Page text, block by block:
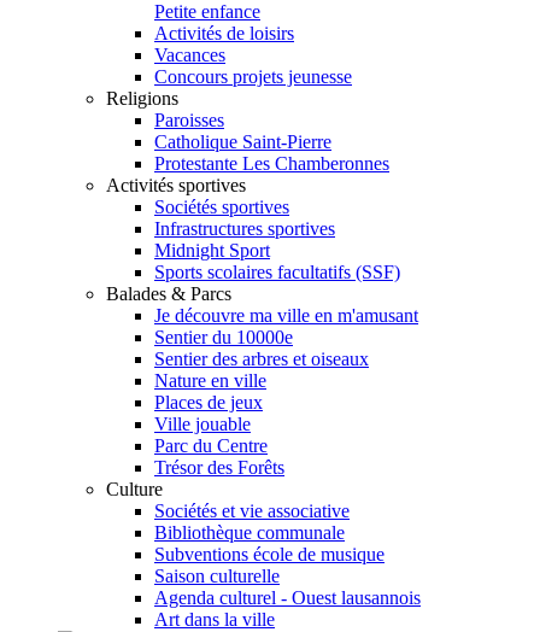
Petite enfance
Activités de loisirs
Vacances
Concours projets jeunesse
Religions
Paroisses
Catholique Saint-Pierre
Protestante Les Chamberonnes
Activités sportives
Sociétés sportives
Infrastructures sportives
Midnight Sport
Sports scolaires facultatifs (SSF)
Balades & Parcs
Je découvre ma ville en m'amusant
Sentier du 10000e
Sentier des arbres et oiseaux
Nature en ville
Places de jeux
Ville jouable
Parc du Centre
Trésor des Forêts
Culture
Sociétés et vie associative
Bibliothèque communale
Subventions école de musique
Saison culturelle
Agenda culturel - Ouest lausannois
Art dans la ville